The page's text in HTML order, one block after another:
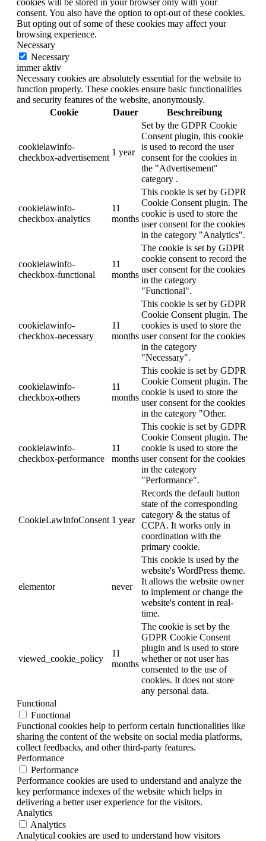
consent. You also have the option to opt-out of these cookies.
But opting out of some of these cookies may affect your
browsing experience.
Necessary
Necessary
immer aktiv
Necessary cookies are absolutely essential for the website to
function properly. These cookies ensure basic functionalities
and security features of the website, anonymously.
Cookie
Dauer Beschreibung
cookielawinfo-
checkbox-advertisement
1 year
Set by the GDPR Cookie
Consent plugin, this cookie
is used to record the user
consent for the cookies in
the "Advertisement"
category .
cookielawinfo-
checkbox-analytics
11
months
This cookie is set by GDPR
Cookie Consent plugin. The
cookie is used to store the
user consent for the cookies
in the category "Analytics".
cookielawinfo-
checkbox-functional
11
months
The cookie is set by GDPR
cookie consent to record the
user consent for the cookies
in the category
"Functional".
cookielawinfo-
checkbox-necessary
11
months
This cookie is set by GDPR
Cookie Consent plugin. The
cookies is used to store the
user consent for the cookies
in the category
"Necessary".
cookielawinfo-
checkbox-others
11
months
This cookie is set by GDPR
Cookie Consent plugin. The
cookie is used to store the
user consent for the cookies
in the category "Other.
cookielawinfo-
checkbox-performance
11
months
This cookie is set by GDPR
Cookie Consent plugin. The
cookie is used to store the
user consent for the cookies
in the category
"Performance".
CookieLawInfoConsent 1 year
Records the default button
state of the corresponding
category & the status of
CCPA. It works only in
coordination with the
primary cookie.
elementor never
This cookie is used by the
website's WordPress theme.
It allows the website owner
to implement or change the
website's content in real-
time.
viewed_cookie_policy
11
months
The cookie is set by the
GDPR Cookie Consent
plugin and is used to store
whether or not user has
consented to the use of
cookies. It does not store
any personal data.
Functional
Functional
Functional cookies help to perform certain functionalities like
sharing the content of the website on social media platforms,
collect feedbacks, and other third-party features.
Performance
Performance
Performance cookies are used to understand and analyze the
key performance indexes of the website which helps in
delivering a better user experience for the visitors.
Analytics
Analytics
Analytical cookies are used to understand how visitors